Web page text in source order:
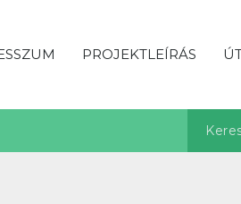
PROJEKTLEÍRÁS